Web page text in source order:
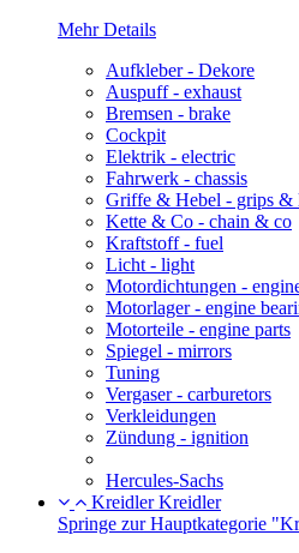
Mehr Details
Aufkleber - Dekore
Auspuff - exhaust
Bremsen - brake
Cockpit
Elektrik - electric
Fahrwerk - chassis
Griffe & Hebel - grips &
Kette & Co - chain & co
Kraftstoff - fuel
Licht - light
Motordichtungen -
Motorlager - engine
Motorteile - engine parts
Spiegel - mirrors
Tuning
Vergaser - carburetors
Verkleidungen
Zündung - ignition
Hercules-Sachs
KreidlerKreidler
Springe zur Hauptkategorie